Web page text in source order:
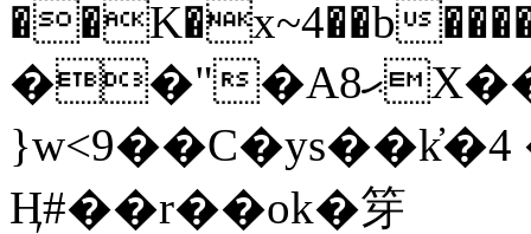
��K�x~4��b
��"�Aޙ8X��M��K�D
}w<9��C�ys��k҆�޼� :���4�� 4�E0���oӮ�
Ӊ#��r��ok�笌